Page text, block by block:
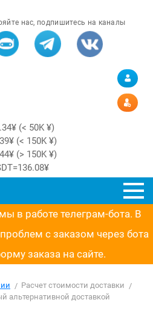
нас, подпишитесь на каналы
(< 50K ¥)
(< 150K ¥)
(> 150K ¥)
в работе телеграм-бота. В
с заказом через бота
заказа на сайте.
Расчет стоимости доставки
альтернативной доставкой